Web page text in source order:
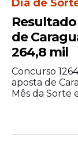
Dia de
de
264,8 mil
Concurso
aposta de
Mês da Sorte